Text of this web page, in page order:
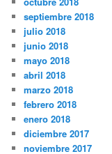
septiembre 2018
julio 2018
junio 2018
mayo 2018
abril 2018
marzo 2018
febrero 2018
enero 2018
diciembre 2017
noviembre 2017